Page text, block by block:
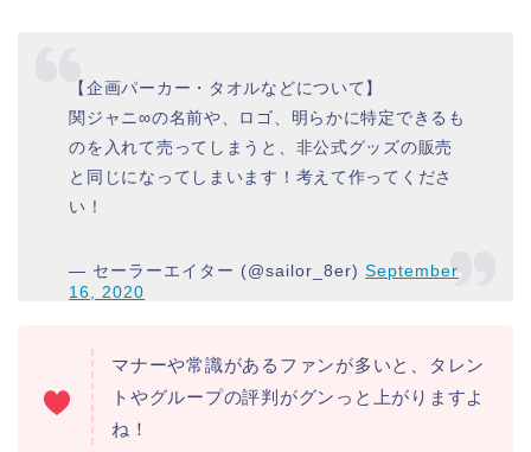
【企画パーカー・タオルなどについて】
関ジャニ∞の名前や、ロゴ、明らかに特定できるも
のを入れて売ってしまうと、非公式グッズの販売
と同じになってしまいます！考えて作ってくださ
い！
— セーラーエイター (@sailor_8er)September
16, 2020
マナーや常識があるファンが多いと、タレン
トやグループの評判がグンっと上がりますよ
ね！